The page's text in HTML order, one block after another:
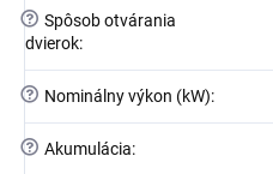
? Spôsob otvárania
dvierok:
? Nominálny výkon (kW):
? Akumulácia: